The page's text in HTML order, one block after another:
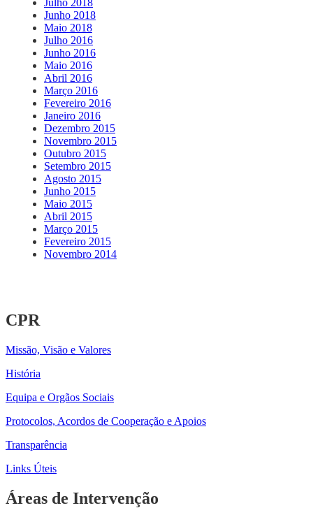
Junho 2018
Maio 2018
Julho 2016
Junho 2016
Maio 2016
Abril 2016
Março 2016
Fevereiro 2016
Janeiro 2016
Dezembro 2015
Novembro 2015
Outubro 2015
Setembro 2015
Agosto 2015
Junho 2015
Maio 2015
Abril 2015
Março 2015
Fevereiro 2015
Novembro 2014
CPR
Missão, Visão e Valores
História
Equipa e Orgãos Sociais
Protocolos, Acordos de Cooperação e Apoios
Transparência
Links Úteis
Áreas de Intervenção